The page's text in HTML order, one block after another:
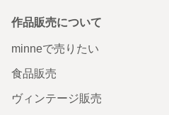
作品販売について
minneで売りたい
食品販売
ヴィンテージ販売